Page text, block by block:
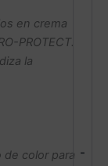
en crema
PROTECT.
la
color para -